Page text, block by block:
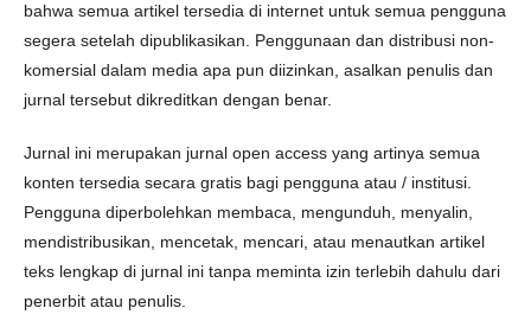
bahwa semua artikel tersedia di internet untuk semua pengguna
segera setelah dipublikasikan. Penggunaan dan distribusi non-
komersial dalam media apa pun diizinkan, asalkan penulis dan
jurnal tersebut dikreditkan dengan benar.
Jurnal ini merupakan jurnal open access yang artinya semua
konten tersedia secara gratis bagi pengguna atau / institusi.
Pengguna diperbolehkan membaca, mengunduh, menyalin,
mendistribusikan, mencetak, mencari, atau menautkan artikel
teks lengkap di jurnal ini tanpa meminta izin terlebih dahulu dari
penerbit atau penulis.